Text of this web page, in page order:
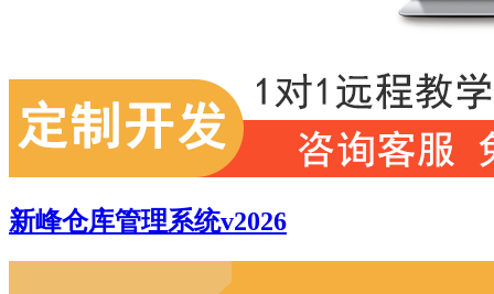
新峰仓库管理系统v2026